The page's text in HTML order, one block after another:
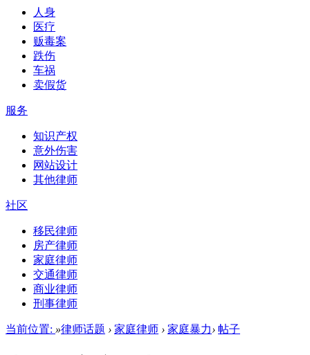
人身
医疗
贩毒案
跌伤
车祸
卖假货
服务
知识产权
意外伤害
网站设计
其他律师
社区
移民律师
房产律师
家庭律师
交通律师
商业律师
刑事律师
当前位置: »律师话题 › 家庭律师 › 家庭暴力› 帖子